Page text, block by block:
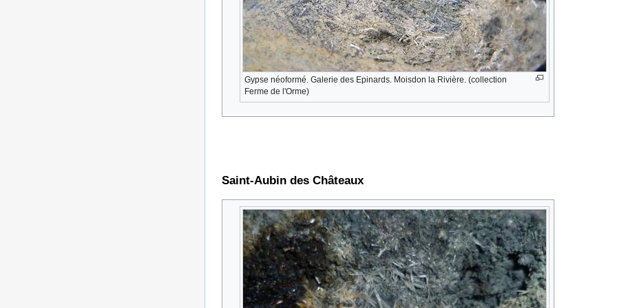
Gypse néoformé. Galerie des Epinards. Moisdon la Rivière. (collection
Ferme de l'Orme)
Saint-Aubin des Châteaux